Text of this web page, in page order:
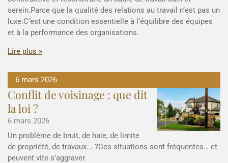
serein.Parce que la qualité des relations au travail n’est pas un
luxe.C’est une condition essentielle à l’équilibre des équipes
et à la performance des organisations.
Lire plus »
6 mars 2026
Conflit de voisinage : que dit
la loi ?
6 mars 2026
Un problème de bruit, de haie, de limite
de propriété, de travaux... ?Ces situations sont fréquentes… et
peuvent vite s’aggraver.